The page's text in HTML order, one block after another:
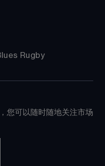
Rugby
您可以随时随地关注市场